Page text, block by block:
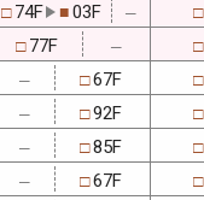
□ 74F ■03F ─ □
□ 77F ─ □
─ □67F □
─ □92F □
─ □85F □
─ □67F □